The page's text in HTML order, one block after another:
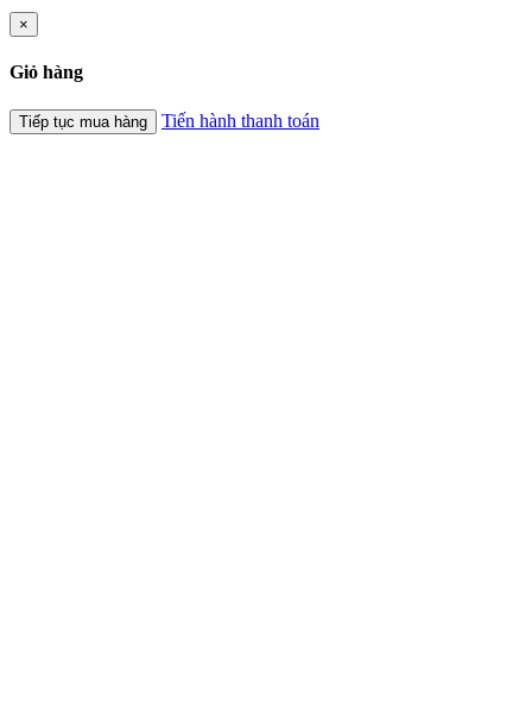
×
Giỏ hàng
Tiếp tục mua hàng Tiến hành thanh toán